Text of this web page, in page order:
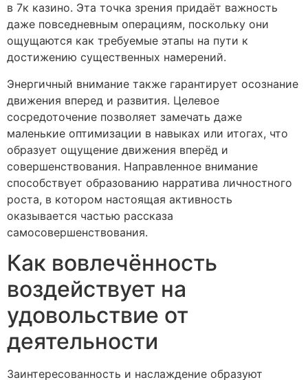
в 7к казино. Эта точка зрения придаёт важность
даже повседневным операциям, поскольку они
ощущаются как требуемые этапы на пути к
достижению существенных намерений.
Энергичный внимание также гарантирует осознание
движения вперед и развития. Целевое
сосредоточение позволяет замечать даже
маленькие оптимизации в навыках или итогах, что
образует ощущение движения вперёд и
совершенствования. Направленное внимание
способствует образованию нарратива личностного
роста, в котором настоящая активность
оказывается частью рассказа
самосовершенствования.
Как вовлечённость
воздействует на
удовольствие от
деятельности
Заинтересованность и наслаждение образуют